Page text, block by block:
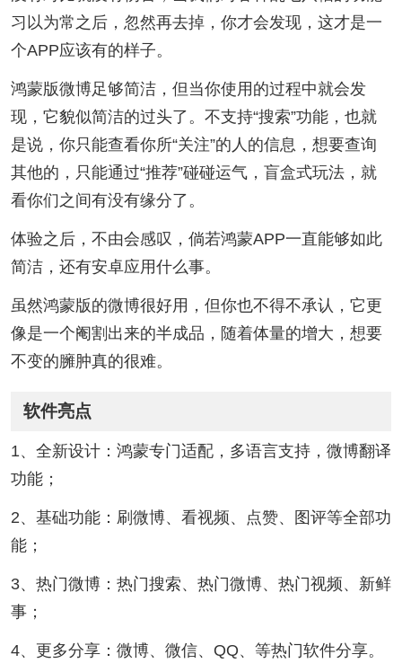
习以为常之后，忽然再去掉，你才会发现，这才是一
个APP应该有的样子。
鸿蒙版微博足够简洁，但当你使用的过程中就会发
现，它貌似简洁的过头了。不支持“搜索”功能，也就
是说，你只能查看你所“关注”的人的信息，想要查询
其他的，只能通过“推荐”碰碰运气，盲盒式玩法，就
看你们之间有没有缘分了。
体验之后，不由会感叹，倘若鸿蒙APP一直能够如此
简洁，还有安卓应用什么事。
虽然鸿蒙版的微博很好用，但你也不得不承认，它更
像是一个阉割出来的半成品，随着体量的增大，想要
不变的臃肿真的很难。
软件亮点
1、全新设计：鸿蒙专门适配，多语言支持，微博翻译
功能；
2、基础功能：刷微博、看视频、点赞、图评等全部功
能；
3、热门微博：热门搜索、热门微博、热门视频、新鲜
事；
4、更多分享：微博、微信、QQ、等热门软件分享。